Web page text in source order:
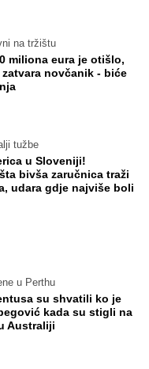
na tržištu
miliona eura je otišlo,
zatvara novčanik - biće
tužbe
u Sloveniji!
bivša zaručnica traži
udara gdje najviše boli
u Perthu
su shvatili ko je
kada su stigli na
Australiji